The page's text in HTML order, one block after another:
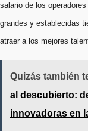
salario de los
grandes y establecidas
atraer a los mejores
Quizás también
al descubierto:
innovadoras en